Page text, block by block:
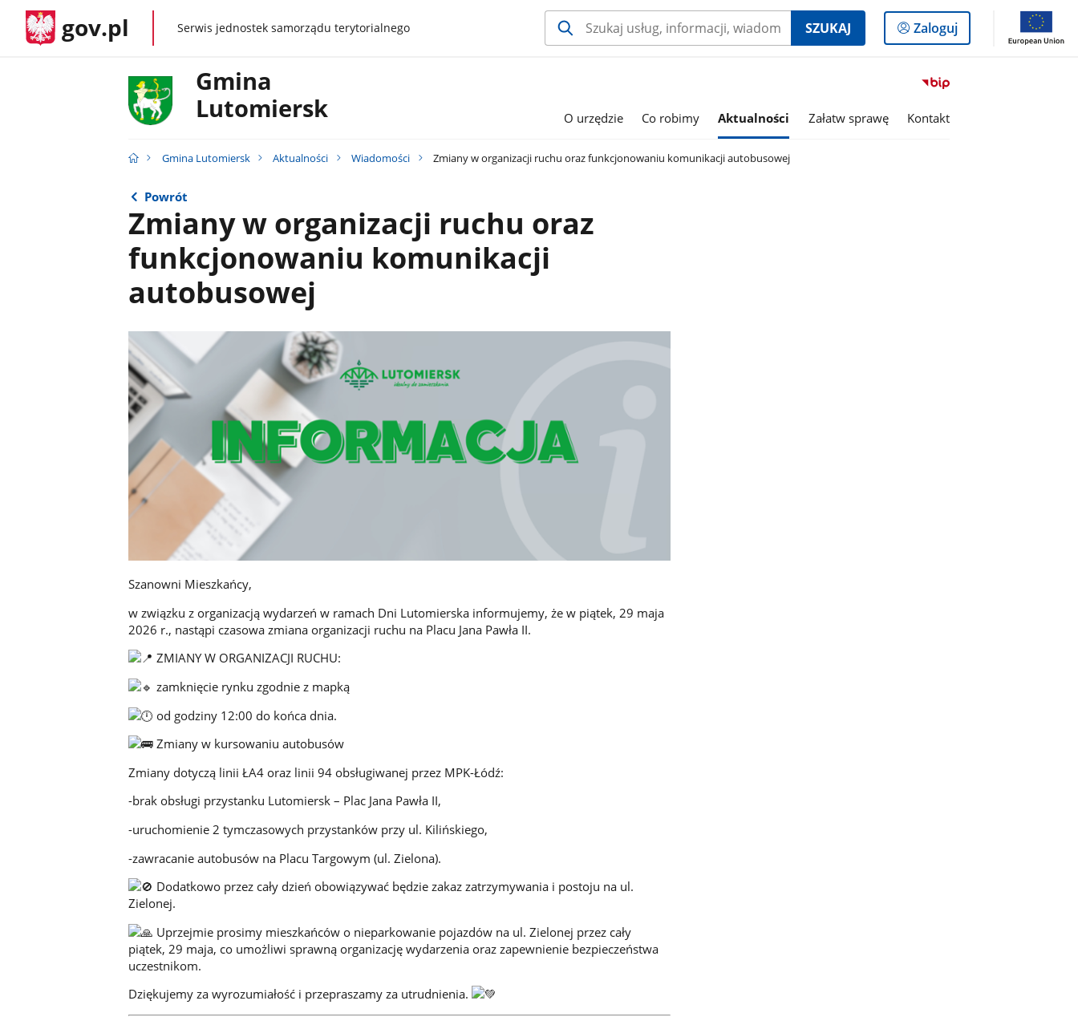
gov.pl gov.plSerwis jednostek samorządu terytorialnego SZUKAJ
Logowanie
do
Zaloguj
Przejdź
serwisu
Gmina
Lutomiersk
O urzędzie Co robimy Aktualności Załatw sprawę Kontakt
Gmina Lutomiersk Aktualności Wiadomości Zmiany w organizacji ruchu oraz funkcjonowaniu komunikacji autobusowej
Powrót
Zmiany w organizacji ruchu oraz
funkcjonowaniu komunikacji
autobusowej
Szanowni Mieszkańcy,
w związku z organizacją wydarzeń w ramach Dni Lutomierska informujemy, że w piątek, 29 maja
2026 r., nastąpi czasowa zmiana organizacji ruchu na Placu Jana Pawła II.
ZMIANY W ORGANIZACJI RUCHU:
zamknięcie rynku zgodnie z mapką
od godziny 12:00 do końca dnia.
Zmiany w kursowaniu autobusów
Zmiany dotyczą linii ŁA4 oraz linii 94 obsługiwanej przez MPK-Łódź:
-brak obsługi przystanku Lutomiersk – Plac Jana Pawła II,
-uruchomienie 2 tymczasowych przystanków przy ul. Kilińskiego,
-zawracanie autobusów na Placu Targowym (ul. Zielona).
Dodatkowo przez cały dzień obowiązywać będzie zakaz zatrzymywania i postoju na ul.
Zielonej.
Uprzejmie prosimy mieszkańców o nieparkowanie pojazdów na ul. Zielonej przez cały
piątek, 29 maja, co umożliwi sprawną organizację wydarzenia oraz zapewnienie bezpieczeństwa
uczestnikom.
Dziękujemy za wyrozumiałość i przepraszamy za utrudnienia.